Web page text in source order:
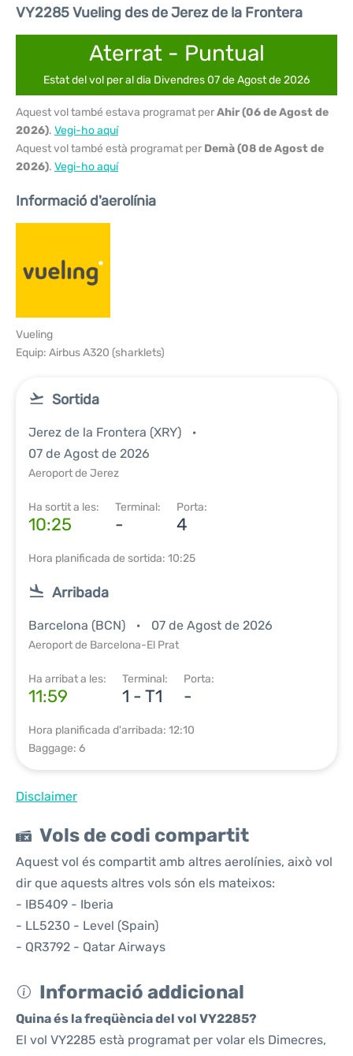
VY2285 Vueling des de Jerez de la Frontera
Aterrat - Puntual
Estat del vol per al dia Divendres 07 de Agost de 2026
Aquest vol també estava programat perAhir (06 de Agost de
2026). Vegi-ho aquí
Aquest vol també està programat per Demà (08 de Agost de
2026). Vegi-ho aquí
Informació d'aerolínia
Vueling
Equip: Airbus A320 (sharklets)
Sortida
Jerez de la Frontera (XRY)
07 de Agost de 2026
Aeroport de Jerez
Ha sortit a les:
10:25
Terminal:
-
Porta:
4
Hora planificada de sortida: 10:25
Arribada
Barcelona (BCN) 07 de Agost de 2026
Aeroport de Barcelona-El Prat
Ha arribat a les:
11:59
Terminal:
1 - T1
Porta:
-
Hora planificada d'arribada: 12:10
Baggage: 6
Disclaimer
Vols de codi compartit
Aquest vol és compartit amb altres aerolínies, això vol
dir que aquests altres vols són els mateixos:
- IB5409 - Iberia
- LL5230 - Level (Spain)
- QR3792 - Qatar Airways
Informació addicional
Quina és la freqüència del vol VY2285?
El vol VY2285 està programat per volar els Dimecres,